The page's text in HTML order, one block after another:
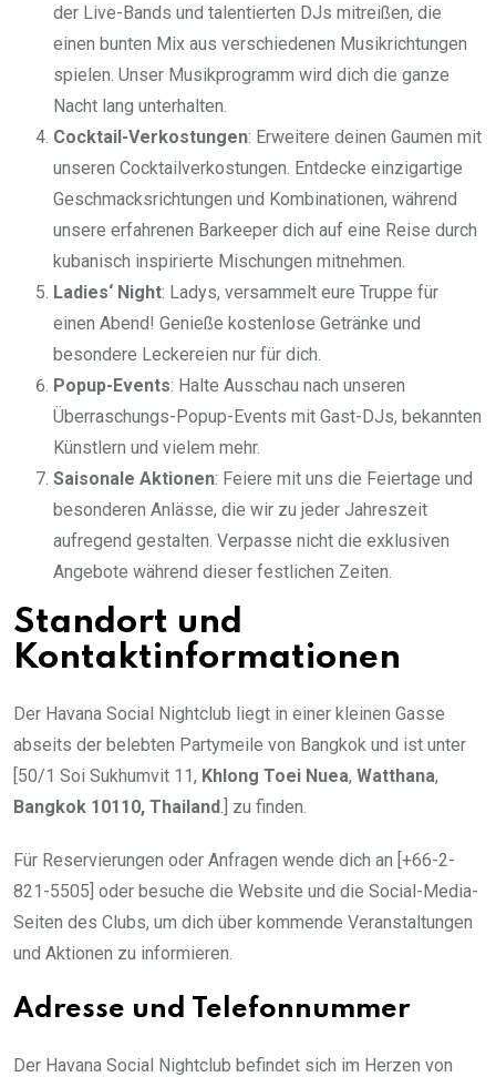
der Live-Bands und talentierten DJs mitreißen, die
einen bunten Mix aus verschiedenen Musikrichtungen
spielen. Unser Musikprogramm wird dich die ganze
Nacht lang unterhalten.
Cocktail-Verkostungen: Erweitere deinen Gaumen mit
unseren Cocktailverkostungen. Entdecke einzigartige
Geschmacksrichtungen und Kombinationen, während
unsere erfahrenen Barkeeper dich auf eine Reise durch
kubanisch inspirierte Mischungen mitnehmen.
Ladies‘ Night: Ladys, versammelt eure Truppe für
einen Abend! Genieße kostenlose Getränke und
besondere Leckereien nur für dich.
Popup-Events: Halte Ausschau nach unseren
Überraschungs-Popup-Events mit Gast-DJs, bekannten
Künstlern und vielem mehr.
Saisonale Aktionen: Feiere mit uns die Feiertage und
besonderen Anlässe, die wir zu jeder Jahreszeit
aufregend gestalten. Verpasse nicht die exklusiven
Angebote während dieser festlichen Zeiten.
Standort und
Kontaktinformationen
Der Havana Social Nightclub liegt in einer kleinen Gasse
abseits der belebten Partymeile von Bangkok und ist unter
[50/1 Soi Sukhumvit 11, Khlong Toei Nuea, Watthana,
Bangkok 10110, Thailand.] zu finden.
Für Reservierungen oder Anfragen wende dich an [+66-2-
821-5505] oder besuche die Website und die Social-Media-
Seiten des Clubs, um dich über kommende Veranstaltungen
und Aktionen zu informieren.
Adresse und Telefonnummer
Der Havana Social Nightclub befindet sich im Herzen von